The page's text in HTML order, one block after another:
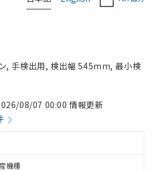
, 手検出用, 検出幅 545mm, 最小検
08/07 00:00 情報更新
機種